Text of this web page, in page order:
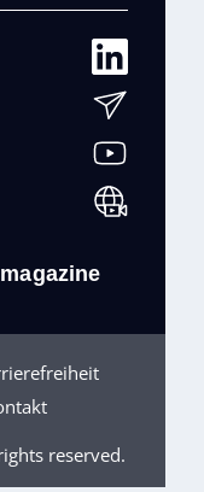
reserved.